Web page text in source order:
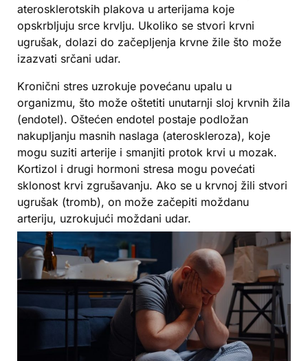
aterosklerotskih plakova u arterijama koje
opskrbljuju srce krvlju. Ukoliko se stvori krvni
ugrušak, dolazi do začepljenja krvne žile što može
izazvati srčani udar.
Kronični stres uzrokuje povećanu upalu u
organizmu, što može oštetiti unutarnji sloj krvnih žila
(endotel). Oštećen endotel postaje podložan
nakupljanju masnih naslaga (ateroskleroza), koje
mogu suziti arterije i smanjiti protok krvi u mozak.
Kortizol i drugi hormoni stresa mogu povećati
sklonost krvi zgrušavanju. Ako se u krvnoj žili stvori
ugrušak (tromb), on može začepiti moždanu
arteriju, uzrokujući moždani udar.